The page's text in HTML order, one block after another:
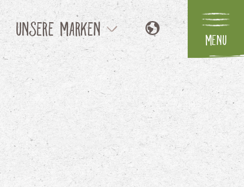
Unsere Marken
Flower Symphony
Parfum
Your Natural Orchid
Unsere Konzepte
NL
EN
FR
IT
Menu